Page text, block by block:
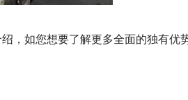
，如您想要了解更多全面的独有优